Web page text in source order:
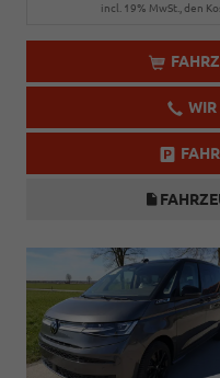
incl. 19% MwSt., den
WIR